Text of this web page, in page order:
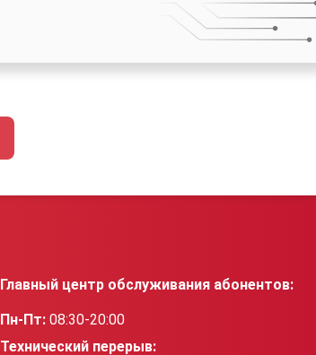
Главный центр обслуживания абонентов:
Пн-Пт:08:30-20:00
Технический перерыв: